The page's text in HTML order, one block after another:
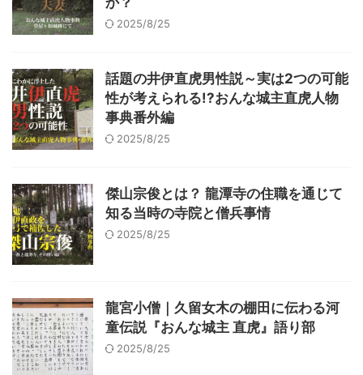
2025/8/25
話題の井伊直虎男性説～実は2つの可能
性が考えられる!?おんな城主直虎人物
事典番外編
2025/8/25
傑山宗俊とは？ 龍潭寺の住職を通じて
知る当時の寺院と僧兵事情
2025/8/25
龍宮小僧｜久留女木の棚田に伝わる河
童伝説『おんな城主 直虎』語り部
2025/8/25